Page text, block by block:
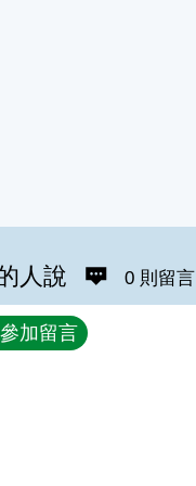
人說 0 則留言
加留言